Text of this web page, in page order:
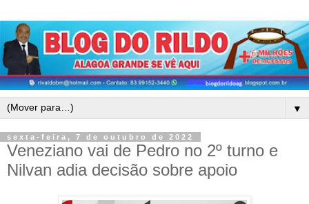
▼
sexta-feira, 7 de outubro de 2022
Veneziano vai de Pedro no 2º turno e
Nilvan adia decisão sobre apoio